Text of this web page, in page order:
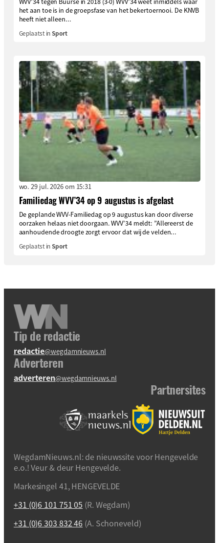
het aan toe is in de groepsfase van het bekertoernooi. De KNVB
heeft niet alleen...
Geplaatst inSport
wo. 29 jul. 2026 om 15:31
Familiedag WVV’34 op 9 augustus is afgelast
De geplande WVV-Familiedag op 9 augustus kan door diverse
oorzaken helaas niet doorgaan. WVV’34 meldt: ”Allereerst de
aanhoudende droogte zorgt ervoor dat wij de velden...
Geplaatst inSport
Tip de redactie
redactie@wegdamnieuws.nl
Adverteren
adverteren@wegdamnieuws.nl
Partnersites
WegdamNieuws.nl: de nieuwssite voor Hengevelde
e.o.! Veur & deur Hengevelde.
Markesingel 41, HENGEVELDE
+31 (0)6 101 751 05 (R. Wegdam)
+31 (0)6 303 832 46 (A. Schoneveld)